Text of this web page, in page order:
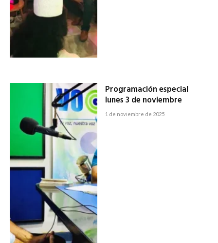
Programación especial
lunes 3 de noviembre
1 de noviembre de 2025